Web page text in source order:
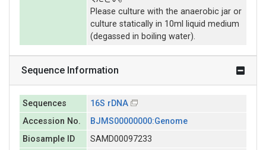
Please culture with the anaerobic jar or
culture statically in 10ml liquid medium
(degassed in boiling water).
Sequence Information
Sequences
16S rDNA
Accession No.
BJMS00000000:Genome
Biosample ID
SAMD00097233